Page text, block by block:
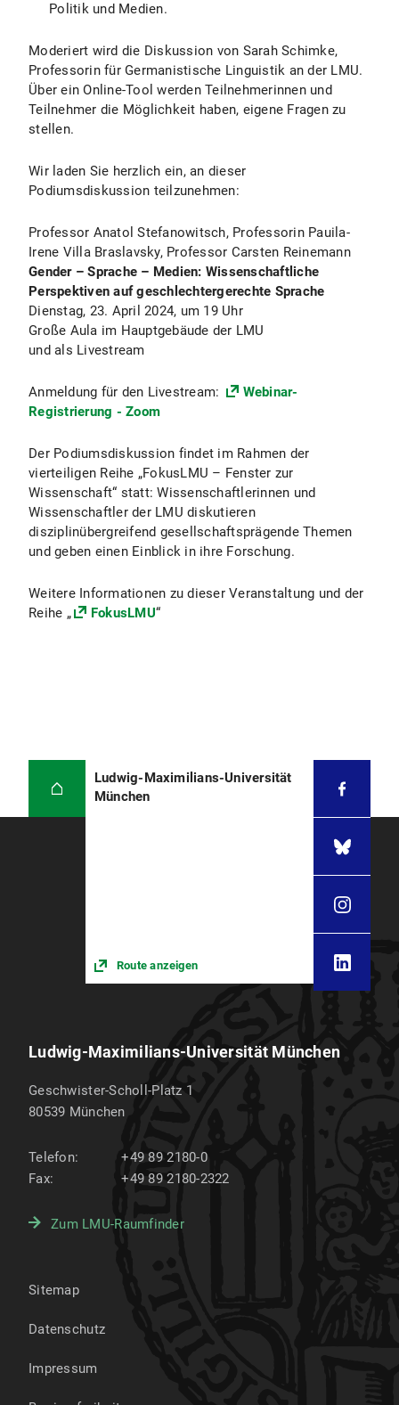
Politik und Medien.
Moderiert wird die Diskussion von Sarah Schimke,
Professorin für Germanistische Linguistik an der LMU.
Über ein Online-Tool werden Teilnehmerinnen und
Teilnehmer die Möglichkeit haben, eigene Fragen zu
stellen.
Wir laden Sie herzlich ein, an dieser
Podiumsdiskussion teilzunehmen:
Professor Anatol Stefanowitsch, Professorin Pauila-
Irene Villa Braslavsky, Professor Carsten Reinemann
Gender – Sprache – Medien: Wissenschaftliche
Perspektiven auf geschlechtergerechte Sprache
Dienstag, 23. April 2024, um 19 Uhr
Große Aula im Hauptgebäude der LMU
und als Livestream
Anmeldung für den Livestream:
Webinar-
Registrierung - Zoom
Der Podiumsdiskussion findet im Rahmen der
vierteiligen Reihe „FokusLMU – Fenster zur
Wissenschaft“ statt: Wissenschaftlerinnen und
Wissenschaftler der LMU diskutieren
disziplinübergreifend gesellschaftsprägende Themen
und geben einen Einblick in ihre Forschung.
Weitere Informationen zu dieser Veranstaltung und der
Reihe „
FokusLMU“
Ludwig-Maximilians-Universität
München
Route anzeigen
Ludwig-Maximilians-Universität München
Geschwister-Scholl-Platz 1
80539 München
Telefon:
+49 89 2180-0
Fax:
+49 89 2180-2322
Zum LMU-Raumfinder
Sitemap
Datenschutz
Impressum